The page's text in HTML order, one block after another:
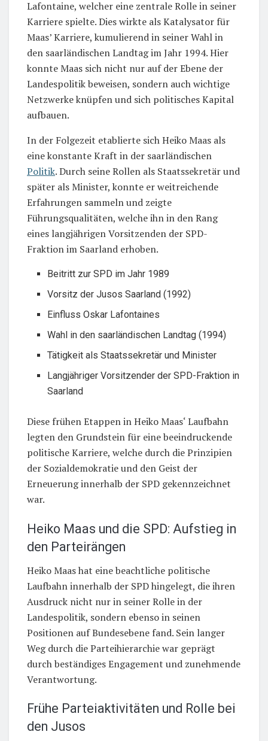
Lafontaine, welcher eine zentrale Rolle in seiner
Karriere spielte. Dies wirkte als Katalysator für
Maas’ Karriere, kumulierend in seiner Wahl in
den saarländischen Landtag im Jahr 1994. Hier
konnte Maas sich nicht nur auf der Ebene der
Landespolitik beweisen, sondern auch wichtige
Netzwerke knüpfen und sich politisches Kapital
aufbauen.
In der Folgezeit etablierte sich Heiko Maas als
eine konstante Kraft in der saarländischen
Politik. Durch seine Rollen als Staatssekretär und
später als Minister, konnte er weitreichende
Erfahrungen sammeln und zeigte
Führungsqualitäten, welche ihn in den Rang
eines langjährigen Vorsitzenden der SPD-
Fraktion im Saarland erhoben.
Beitritt zur SPD im Jahr 1989
Vorsitz der Jusos Saarland (1992)
Einfluss Oskar Lafontaines
Wahl in den saarländischen Landtag (1994)
Tätigkeit als Staatssekretär und Minister
Langjähriger Vorsitzender der SPD-Fraktion in
Saarland
Diese frühen Etappen in Heiko Maas‘ Laufbahn
legten den Grundstein für eine beeindruckende
politische Karriere, welche durch die Prinzipien
der Sozialdemokratie und den Geist der
Erneuerung innerhalb der SPD gekennzeichnet
war.
Heiko Maas und die SPD: Aufstieg in
den Parteirängen
Heiko Maas hat eine beachtliche politische
Laufbahn innerhalb der SPD hingelegt, die ihren
Ausdruck nicht nur in seiner Rolle in der
Landespolitik, sondern ebenso in seinen
Positionen auf Bundesebene fand. Sein langer
Weg durch die Parteihierarchie war geprägt
durch beständiges Engagement und zunehmende
Verantwortung.
Frühe Parteiaktivitäten und Rolle bei
den Jusos